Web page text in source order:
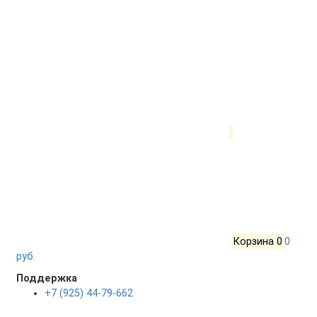
Корзина 0 0
руб.
Поддержка
+7 (925) 44-79-662